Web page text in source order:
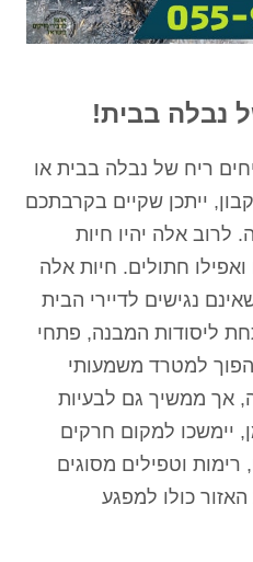
נבלה בבית!
ריח של נבלה בבית או
ייתכן שקיים בקרבתכם
לרוב אלה יהיו חיות
חתולים. חיות אלה
נגישים לדיירי הבית
ליסודות המבנה, פתחי
למטרד משמעותי
אך ממשיך גם לבעיות
יימשכו למקום חרקים
רימות וטפילים מסוגים
כולו למפגע